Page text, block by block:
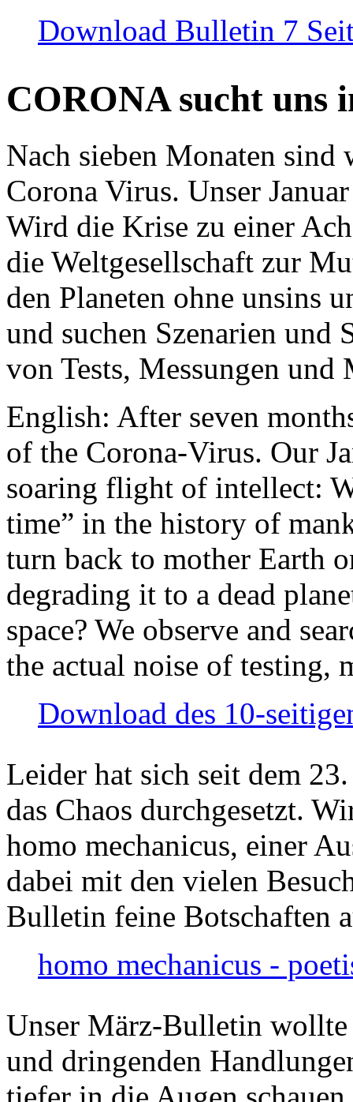
Download Bulletin 7
CORONA sucht uns
Nach sieben Monaten
Corona Virus. Unser
Wird die Krise zu einer
die Weltgesellschaft zur
den Planeten ohne unsins
und suchen Szenarien und
von Tests, Messungen und
English: After seven
of the Corona-Virus. Our
soaring flight of intellect:
time” in the history of
turn back to mother Earth
degrading it to a dead
space? We observe and
the actual noise of testing,
Download des 10-
Leider hat sich seit dem
das Chaos durchgesetzt.
homo mechanicus, einer
dabei mit den vielen
Bulletin feine Botschaften
homo mechanicus -
Unser März-Bulletin
und dringenden